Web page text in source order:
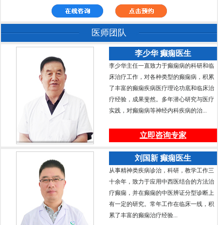
医师团队
李少华 癫痫医生
李少华主任一直致力于癫痫病的科研和临
床治疗工作，对各种类型的癫痫病，积累
了丰富的癫痫疾病医疗理论功底和临床治
疗经验，成果斐然。多年潜心研究与医疗
实践，对癫痫病等神经内科疾病的治...
立即咨询专家
刘国新 癫痫医生
从事精神类疾病诊治，科研，教学工作三
十余年，致力于应用中西医结合的方法治
疗癫痫，并在癫痫的中医辨证分型诊断上
有一定的研究。常年工作在临床一线，积
累了丰富的癫痫治疗经验...